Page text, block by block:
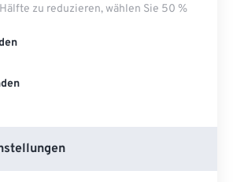
zu reduzieren, wählen Sie 50 %